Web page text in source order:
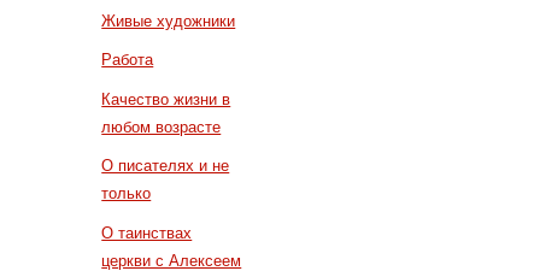
Живые художники
Работа
Качество жизни в
любом возрасте
О писателях и не
только
О таинствах
церкви с Алексеем